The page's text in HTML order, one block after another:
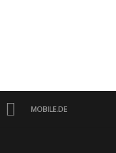
MOBILE.DE